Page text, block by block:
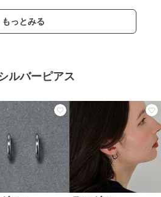
もっとみる
ルバーピアス